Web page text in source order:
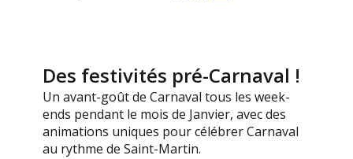
Des festivités pré-Carnaval !
Un avant-goût de Carnaval tous les week-
ends pendant le mois de Janvier, avec des
animations uniques pour célébrer Carnaval
au rythme de Saint-Martin.